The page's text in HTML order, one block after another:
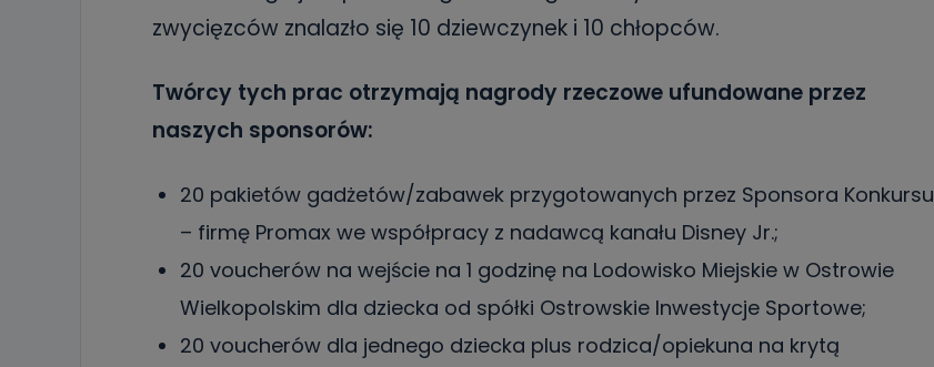
zwycięzców znalazło się 10 dziewczynek i 10 chłopców.
Twórcy tych prac otrzymają nagrody rzeczowe ufundowane przez
naszych sponsorów:
20 pakietów gadżetów/zabawek przygotowanych przez Sponsora Konkursu
– firmę Promax we współpracy z nadawcą kanału Disney Jr.;
20 voucherów na wejście na 1 godzinę na Lodowisko Miejskie w Ostrowie
Wielkopolskim dla dziecka od spółki Ostrowskie Inwestycje Sportowe;
20 voucherów dla jednego dziecka plus rodzica/opiekuna na krytą